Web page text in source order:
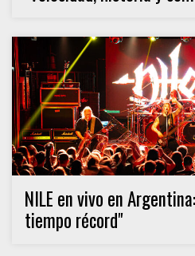
NILE en vivo en
tiempo récord"